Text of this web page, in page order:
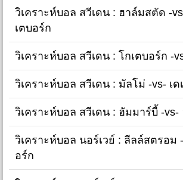
วิเคราะห์บอล สวีเดน : ฮาล์มสตัด -
เตบอร์ก
วิเคราะห์บอล สวีเดน : โกเตบอร์ก -
วิเคราะห์บอล สวีเดน : มัลโม่ -vs- เ
วิเคราะห์บอล สวีเดน : ฮัมมาร์บี้ -vs-
วิเคราะห์บอล นอร์เวย์ : ลีลล์สตรอม
อร์ก